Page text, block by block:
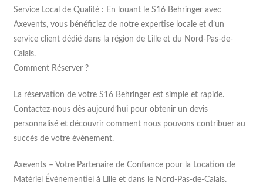
Service Local de Qualité : En louant le S16 Behringer avec
Axevents, vous bénéficiez de notre expertise locale et d’un
service client dédié dans la région de Lille et du Nord-Pas-de-
Calais.
Comment Réserver ?
La réservation de votre S16 Behringer est simple et rapide.
Contactez-nous dès aujourd’hui pour obtenir un devis
personnalisé et découvrir comment nous pouvons contribuer au
succès de votre événement.
Axevents – Votre Partenaire de Confiance pour la Location de
Matériel Événementiel à Lille et dans le Nord-Pas-de-Calais.